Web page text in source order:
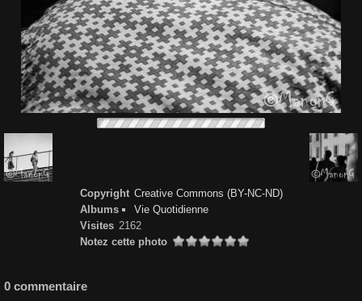
Copyright Creative Commons (BY-NC-ND)
Albums
Vie Quotidienne
Visites 2162
Notez cette photo
0 commentaire